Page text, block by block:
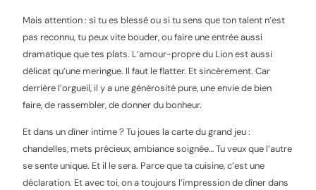
Mais attention : si tu es blessé ou si tu sens que ton talent n’est
pas reconnu, tu peux vite bouder, ou faire une entrée aussi
dramatique que tes plats. L’amour-propre du Lion est aussi
délicat qu’une meringue. Il faut le flatter. Et sincèrement. Car
derrière l’orgueil, il y a une générosité pure, une envie de bien
faire, de rassembler, de donner du bonheur.
Et dans un dîner intime ? Tu joues la carte du grand jeu :
chandelles, mets précieux, ambiance soignée… Tu veux que l’autre
se sente unique. Et il le sera. Parce que ta cuisine, c’est une
déclaration. Et avec toi, on a toujours l’impression de dîner dans